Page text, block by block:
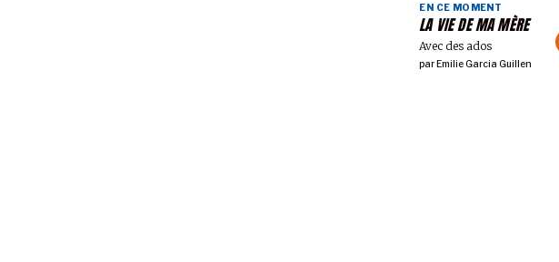
LA VIE DE MA MÈRE
Avec des ados
EN CE MOMENT
parEmilie Garcia Guillen